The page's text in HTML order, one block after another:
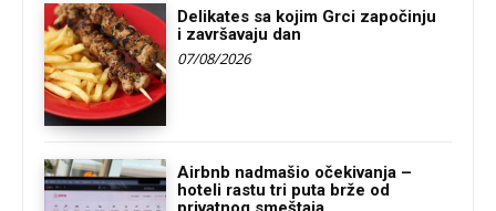
Delikates sa kojim Grci započinju
i završavaju dan
07/08/2026
Airbnb nadmašio očekivanja –
hoteli rastu tri puta brže od